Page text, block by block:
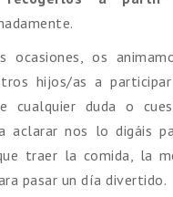
ocasiones, os
hijos/as a
cualquier duda o
aclarar nos lo digáis
traer la comida, la
pasar un día divertido.